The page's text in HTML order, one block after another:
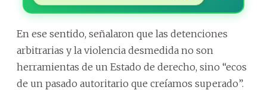
En ese sentido, señalaron que las detenciones
arbitrarias y la violencia desmedida no son
herramientas de un Estado de derecho, sino “ecos
de un pasado autoritario que creíamos superado”.